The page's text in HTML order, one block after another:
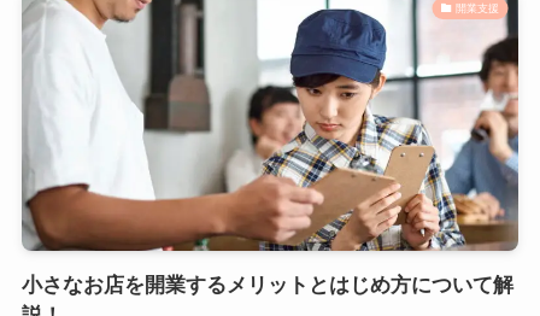
開業支援
小さなお店を開業するメリットとはじめ方について解